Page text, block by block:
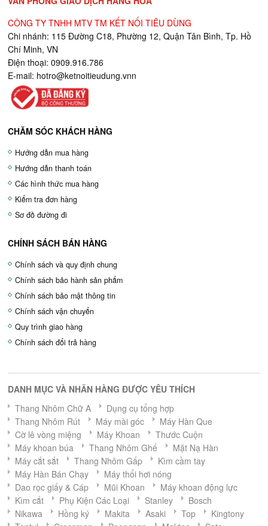
CÔNG TY TNHH MTV TM KẾT NỐI TIÊU DÙNG
Chi nhánh: 115 Đường C18, Phường 12, Quận Tân Bình, Tp. Hồ
Chí Minh, VN
Điện thoại: 0909.916.786
E-mail: hotro@ketnoitieudung.vnn
CHĂM SÓC KHÁCH HÀNG
Hướng dẫn mua hàng
Hướng dẫn thanh toán
Các hình thức mua hàng
Kiểm tra đơn hàng
Sơ đồ đường đi
CHÍNH SÁCH BÁN HÀNG
Chính sách và quy định chung
Chính sách bảo hành sản phẩm
Chính sách bảo mật thông tin
Chính sách vận chuyển
Quy trình giao hàng
Chính sách đổi trả hàng
DANH MỤC VÀ NHÃN HÀNG ĐƯỢC YÊU THÍCH
Thang Nhôm Chữ A
Dụng cụ tổng hợp
Thang Nhôm Rút
Máy mài góc
Máy Hàn Que
Cờ lê vòng miệng
Máy Khoan
Thước Cuộn
Máy khoan búa
Thang Nhôm Ghế
Mặt Nạ Hàn
Máy cắt sắt
Thang Nhôm Gấp
Kìm cầm tay
Máy Hàn Bán Chạy
Máy thổi hơi nóng
Dao rọc giấy & Cáp
Mũi Khoan
Máy khoan động lực
Kìm cắt
Phụ Kiện Các Loại Stanley
Bosch
Nikawa
Hồng ký Makita Asaki Top
Kingtony